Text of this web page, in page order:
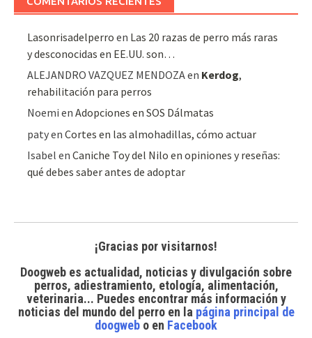
Lasonrisadelperro en Las 20 razas de perro más raras
y desconocidas en EE.UU. son…
ALEJANDRO VAZQUEZ MENDOZAen Kerdog,
rehabilitación para perros
Noemi enAdopciones en SOS Dálmatas
patyenCortes en las almohadillas, cómo actuar
Isabel enCaniche Toy del Nilo en opiniones y reseñas:
qué debes saber antes de adoptar
¡Gracias por visitarnos!
Doogweb es actualidad, noticias y divulgación sobre
perros, adiestramiento, etología, alimentación,
veterinaria... Puedes encontrar más información y
noticias del mundo del perroen la página principal de
doogweb o en Facebook